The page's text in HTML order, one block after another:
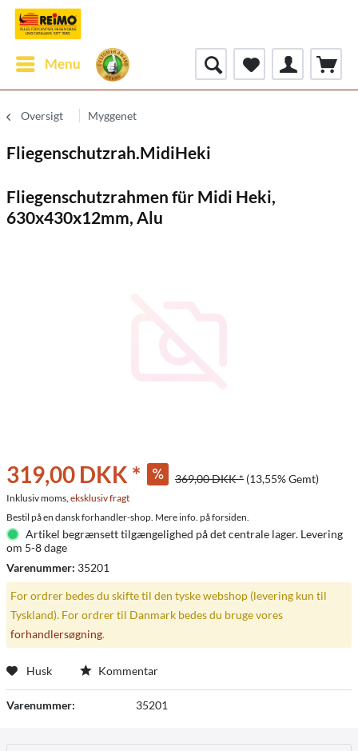
Menu
Oversigt Myggenet
Fliegenschutzrah.MidiHeki
Fliegenschutzrahmen für Midi Heki,
630x430x12mm, Alu
319,00 DKK * 369,00 DKK * (13,55% Gemt)
Inklusiv moms, eksklusiv fragt
Bestil på en dansk forhandler-shop. Mere info. på forsiden.
Artikel begrænsett tilgængelighed på det centrale lager. Levering
om 5-8 dage
Varenummer: 35201
For ordrer bedes du skifte til den tyske webshop (levering kun til
Tyskland). For ordrer til Danmark bedes du bruge vores
forhandlersøgning.
Husk Kommentar
Varenummer: 35201